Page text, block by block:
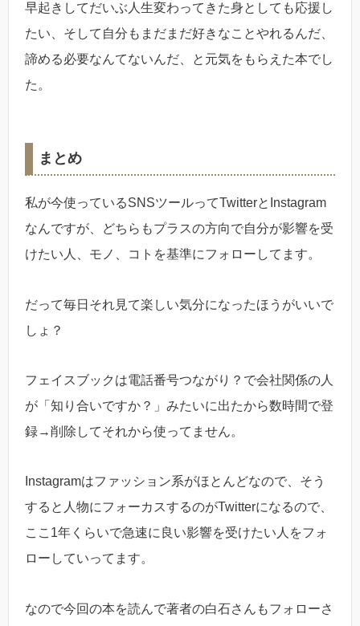
早起きしてだいぶ人生変わってきた身としても応援し
たい、そして自分もまだまだ好きなことやれるんだ、
諦める必要なんてないんだ、と元気をもらえた本でし
た。
まとめ
私が今使っているSNSツールってTwitterとInstagram
なんですが、どちらもプラスの方向で自分が影響を受
けたい人、モノ、コトを基準にフォローしてます。
だって毎日それ見て楽しい気分になったほうがいいで
しょ？
フェイスブックは電話番号つながり？で会社関係の人
が「知り合いですか？」みたいに出たから数時間で登
録→削除してそれから使ってません。
Instagramはファッション系がほとんどなので、そう
すると人物にフォーカスするのがTwitterになるので、
ここ1年くらいで急速に良い影響を受けたい人をフォ
ローしていってます。
なので今回の本を読んで著者の白石さんもフォローさ